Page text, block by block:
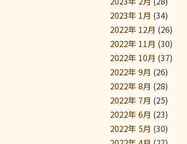
2023年 1月 (34)
2022年 12月 (26)
2022年 11月 (30)
2022年 10月 (37)
2022年 9月 (26)
2022年 8月 (28)
2022年 7月 (25)
2022年 6月 (23)
2022年 5月 (30)